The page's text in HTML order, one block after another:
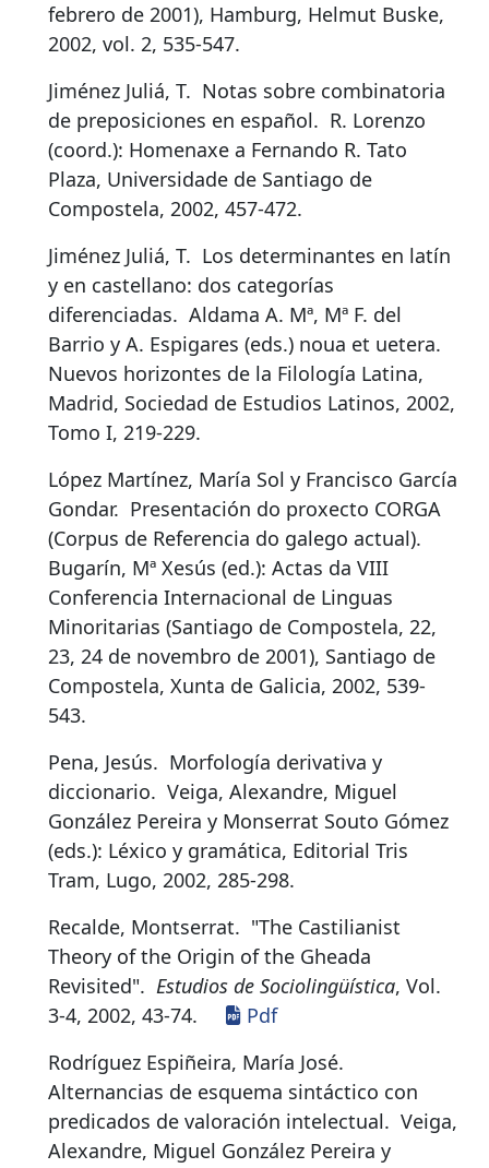
febrero de 2001), Hamburg, Helmut Buske,
2002, vol. 2, 535-547.
Jiménez Juliá, T. Notas sobre combinatoria
de preposiciones en español. R. Lorenzo
(coord.): Homenaxe a Fernando R. Tato
Plaza, Universidade de Santiago de
Compostela, 2002, 457-472.
Jiménez Juliá, T. Los determinantes en latín
y en castellano: dos categorías
diferenciadas. Aldama A. Mª, Mª F. del
Barrio y A. Espigares (eds.) noua et uetera.
Nuevos horizontes de la Filología Latina,
Madrid, Sociedad de Estudios Latinos, 2002,
Tomo I, 219-229.
López Martínez, María Sol y Francisco García
Gondar. Presentación do proxecto CORGA
(Corpus de Referencia do galego actual).
Bugarín, Mª Xesús (ed.): Actas da VIII
Conferencia Internacional de Linguas
Minoritarias (Santiago de Compostela, 22,
23, 24 de novembro de 2001), Santiago de
Compostela, Xunta de Galicia, 2002, 539-
543.
Pena, Jesús. Morfología derivativa y
diccionario. Veiga, Alexandre, Miguel
González Pereira y Monserrat Souto Gómez
(eds.): Léxico y gramática, Editorial Tris
Tram, Lugo, 2002, 285-298.
Recalde, Montserrat. "The Castilianist
Theory of the Origin of the Gheada
Revisited". Estudios de Sociolingüística, Vol.
3-4, 2002, 43-74.
Pdf
Rodríguez Espiñeira, María José.
Alternancias de esquema sintáctico con
predicados de valoración intelectual. Veiga,
Alexandre, Miguel González Pereira y